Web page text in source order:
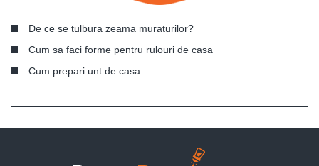
De ce se tulbura zeama muraturilor?
Cum sa faci forme pentru rulouri de casa
Cum prepari unt de casa